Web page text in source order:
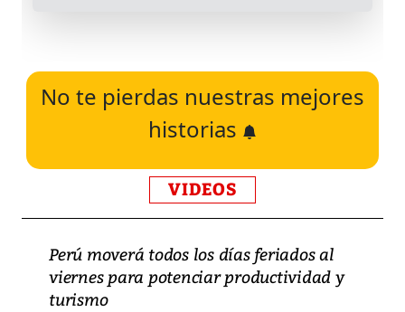
No te pierdas nuestras mejores
historias
VIDEOS
Perú moverá todos los días feriados al
viernes para potenciar productividad y
turismo